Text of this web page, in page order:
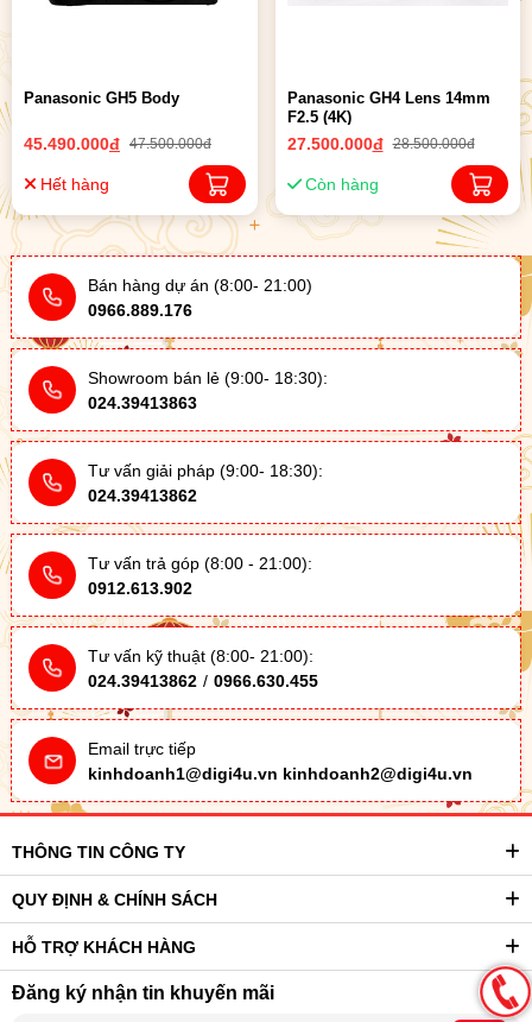
Panasonic GH5 Body
45.490.000đ 47.500.000đ
Hết hàng
Panasonic GH4 Lens 14mm
F2.5 (4K)
27.500.000đ 28.500.000đ
Còn hàng
Bán hàng dự án (8:00- 21:00)
0966.889.176
Showroom bán lẻ (9:00- 18:30):
024.39413863
Tư vấn giải pháp (9:00- 18:30):
024.39413862
Tư vấn trả góp (8:00 - 21:00):
0912.613.902
Tư vấn kỹ thuật (8:00- 21:00):
024.39413862 / 0966.630.455
Email trực tiếp
kinhdoanh1@digi4u.vn kinhdoanh2@digi4u.vn
THÔNG TIN CÔNG TY
QUY ĐỊNH & CHÍNH SÁCH
HỖ TRỢ KHÁCH HÀNG
Đăng ký nhận tin khuyến mãi